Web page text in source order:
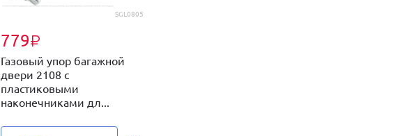
SGL0805
779₽
Газовый упор багажной
двери 2108 с
пластиковыми
наконечниками дл...